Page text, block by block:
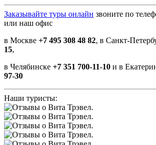
Заказывайте туры онлайн звоните по
или наш офис
в Москве +7 495 308 48 82, в Санкт-
15,
в Челябинске +7 351 700-11-10 и в
97-30
Наши туристы: